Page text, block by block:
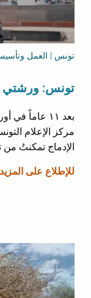
تونس | العمل
تونس: ورشتي
بعد ١١
مركز الإعلام
الإدماج تمكنتُ
للإطلاع على